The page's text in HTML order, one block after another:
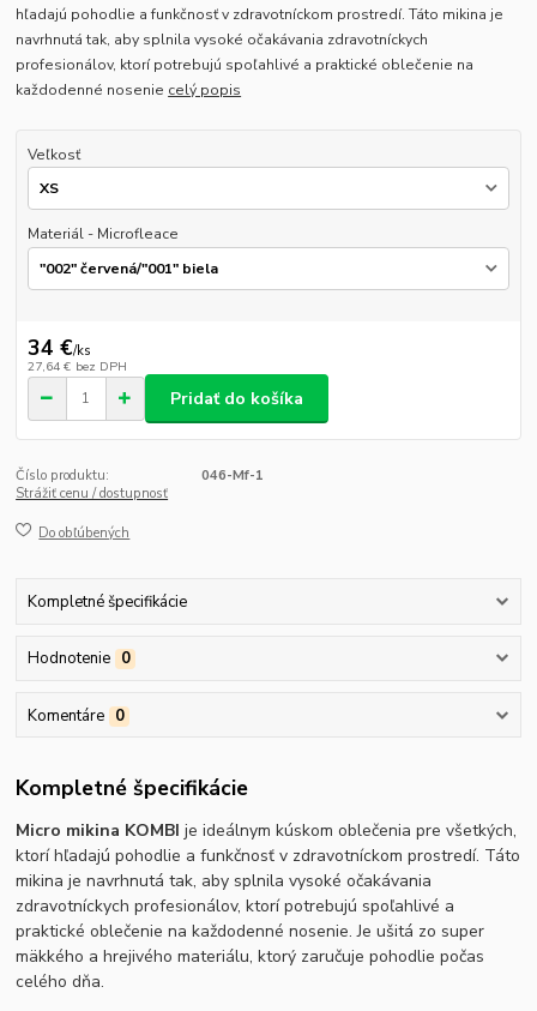
hľadajú pohodlie a funkčnosť v zdravotníckom prostredí. Táto mikina je
navrhnutá tak, aby splnila vysoké očakávania zdravotníckych
profesionálov, ktorí potrebujú spoľahlivé a praktické oblečenie na
každodenné nosenie celý popis
Veľkosť
Materiál - Microfleace
34 €/ks
27,64 € bez DPH
Pridať do košíka
Číslo produktu:
046-Mf-1
Strážiť cenu / dostupnosť
Do obľúbených
Kompletné špecifikácie
Hodnotenie 0
Komentáre 0
Kompletné špecifikácie
Micro mikina KOMBIje ideálnym kúskom oblečenia pre všetkých,
ktorí hľadajú pohodlie a funkčnosť v zdravotníckom prostredí. Táto
mikina je navrhnutá tak, aby splnila vysoké očakávania
zdravotníckych profesionálov, ktorí potrebujú spoľahlivé a
praktické oblečenie na každodenné nosenie. Je ušitá zo super
mäkkého a hrejivého materiálu, ktorý zaručuje pohodlie počas
celého dňa.